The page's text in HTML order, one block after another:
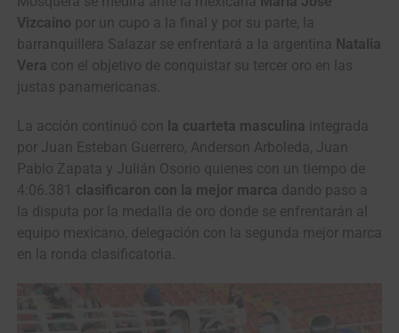
Vizcaino por un cupo a la final y por su parte, la
barranquillera Salazar se enfrentará a la argentina Natalia
Vera con el objetivo de conquistar su tercer oro en las
justas panamericanas.
La acción continuó con la cuarteta masculina integrada
por Juan Esteban Guerrero, Anderson Arboleda, Juan
Pablo Zapata y Julián Osorio quienes con un tiempo de
4:06.381 clasificaron con la mejor marca dando paso a
la disputa por la medalla de oro donde se enfrentarán al
equipo mexicano, delegación con la segunda mejor marca
en la ronda clasificatoria.